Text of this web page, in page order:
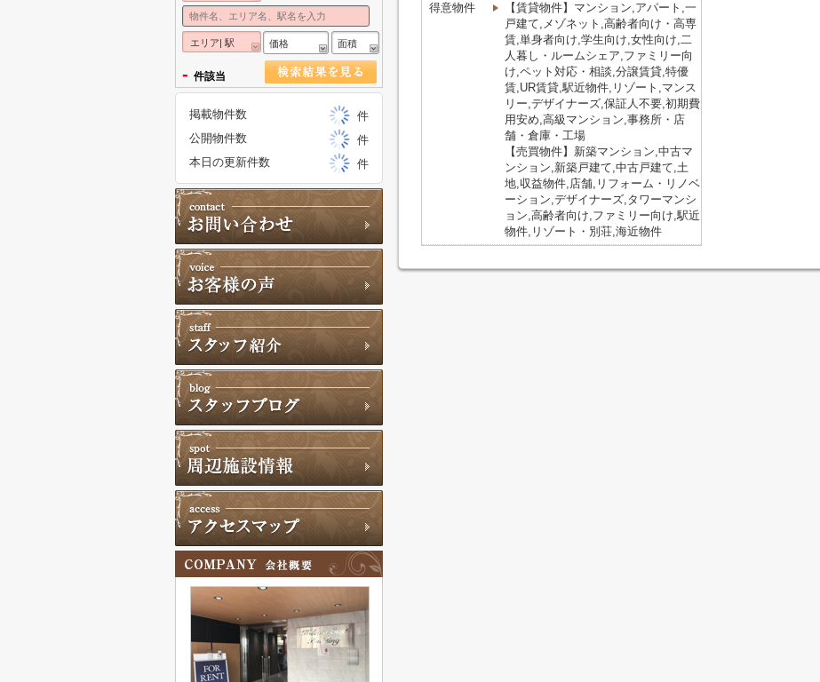
得意物件
【賃貸物件】マンション,アパート,一
戸建て,メゾネット,高齢者向け・高専
賃,単身者向け,学生向け,女性向け,二
人暮し・ルームシェア,ファミリー向
け,ペット対応・相談,分譲賃貸,特優
賃,UR賃貸,駅近物件,リゾート,マンス
リー,デザイナーズ,保証人不要,初期費
用安め,高級マンション,事務所・店
舗・倉庫・工場
【売買物件】新築マンション,中古マ
ンション,新築戸建て,中古戸建て,土
地,収益物件,店舗,リフォーム・リノベ
ーション,デザイナーズ,タワーマンシ
ョン,高齢者向け,ファミリー向け,駅近
物件,リゾート・別荘,海近物件
エリア| 駅 価格 面積
- 件該当
掲載物件数
件
公開物件数
件
本日の更新件数
件